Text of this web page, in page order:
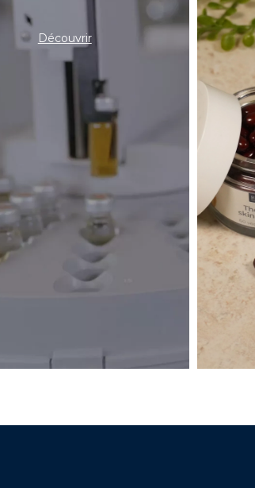
Découvrir